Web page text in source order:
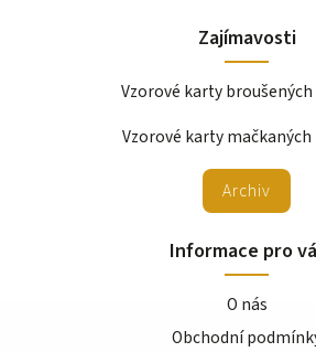
Zajímavosti
Vzorové karty
Vzorové karty
Archiv
Informace pro
O nás
Obchodní